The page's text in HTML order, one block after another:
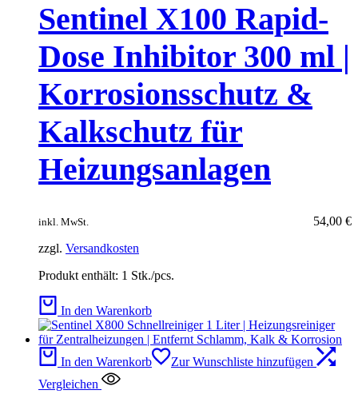
Sentinel X100 Rapid-
Dose Inhibitor 300 ml |
Korrosionsschutz &
Kalkschutz für
Heizungsanlagen
54,00 €
inkl. MwSt.
zzgl. Versandkosten
Produkt enthält: 1 Stk./pcs.
In den Warenkorb
In den Warenkorb
Zur Wunschliste hinzufügen
Vergleichen